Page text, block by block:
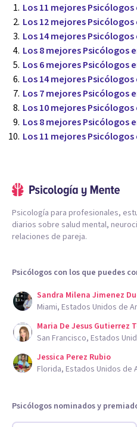
Los 11 mejores
Los 12 mejores
Los 14 mejores Psicólogos
Los 8 mejores Psicólogos
Los 6 mejores Psicólogos
Los 14 mejores Psicólogos
Los 7 mejores Psicólogos
Los 10 mejores Psicólogos
Los 8 mejores Psicólogos
Los 11 mejores
Psicología para profesionales,
diarios sobre salud mental,
relaciones de pareja.
Psicólogos con los que puedes
Sandra Milena Jimenez
Miami, Estados Unidos de
Maria De Jesus Gutierrez
San Francisco, Estados
Jessica Perez Rubio
Florida, Estados Unidos de
Psicólogos nominados y